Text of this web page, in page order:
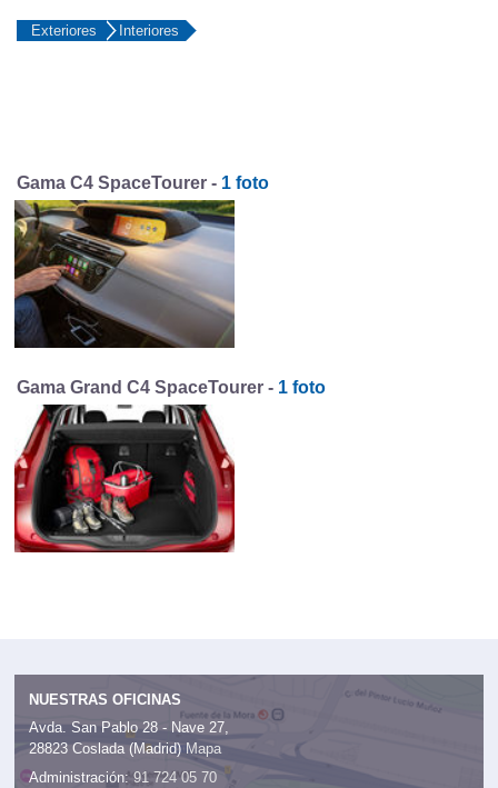
Exteriores Interiores
Gama C4 SpaceTourer - 1 foto
Gama Grand C4 SpaceTourer - 1 foto
NUESTRAS OFICINAS
Avda. San Pablo 28 - Nave 27,
28823 Coslada (Madrid) Mapa
Administración: 91 724 05 70